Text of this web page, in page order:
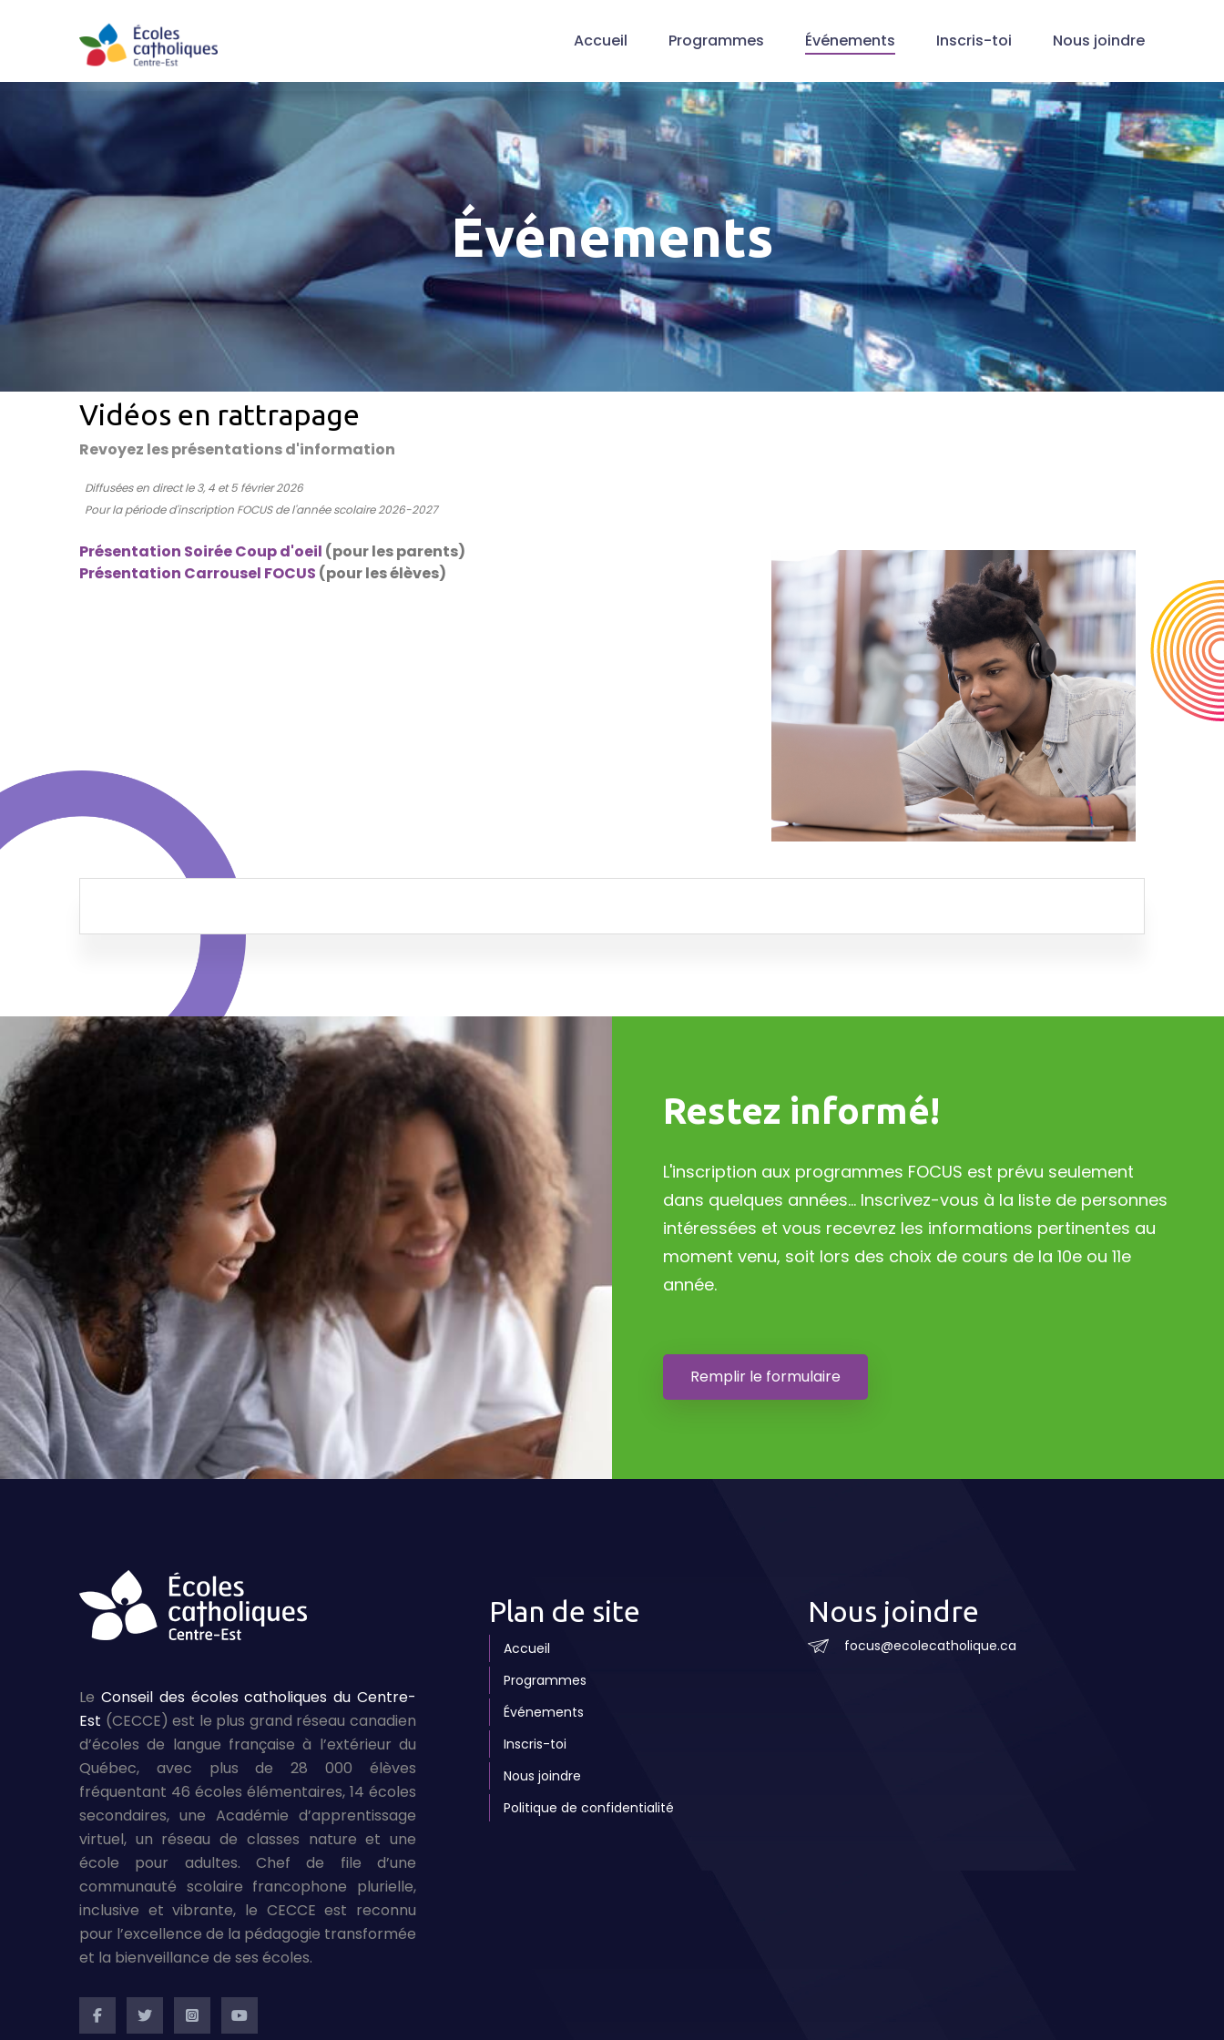
Accueil Programmes Événements Inscris-toi Nous joindre
Événements
Vidéos en rattrapage
Revoyez les présentations d'information
Diffusées en direct le 3, 4 et 5 février 2026
Pour la période d'inscription FOCUS de l'année scolaire 2026-2027
Présentation Soirée Coup d'oeil (pour les parents)
Présentation Carrousel FOCUS (pour les élèves)
Restez informé!
L'inscription aux programmes FOCUS est prévu seulement
dans quelques années... Inscrivez-vous à la liste de personnes
intéressées et vous recevrez les informations pertinentes au
moment venu, soit lors des choix de cours de la 10e ou 11e
année.
Remplir le formulaire
Le Conseil des écoles catholiques du Centre-
Est (CECCE) est le plus grand réseau canadien
d’écoles de langue française à l’extérieur du
Québec, avec plus de 28 000 élèves
fréquentant 46 écoles élémentaires, 14 écoles
secondaires, une Académie d’apprentissage
virtuel, un réseau de classes nature et une
école pour adultes. Chef de file d’une
communauté scolaire francophone plurielle,
inclusive et vibrante, le CECCE est reconnu
pour l’excellence de la pédagogie transformée
et la bienveillance de ses écoles.
Plan de site
Accueil
Programmes
Événements
Inscris-toi
Nous joindre
Politique de confidentialité
Nous joindre
focus@ecolecatholique.ca